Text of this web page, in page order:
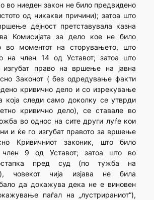
во ниеден закон не било предвидено
од никакви причини); затоа што
дејност претставувала казна
Комисијата за дело кое не било
во моментот на сторувањето, што
на член 14 од Уставот; затоа што
изгубат право на вршење на јавна
Законот ( без одредување факти
кривично дело и со изрекување
која следи само доколку се утврди
кривично дело), се ставале во
во однос на сите други луѓе кои
и ќе го изгубат правото за вршење
Кривичниот законик, што било
член 9 од Уставот; затоа што во
пред суд (по тужба на
човекот чија изјава не била
да докажува дека не е виновен
паѓал на „лустрираниот“),